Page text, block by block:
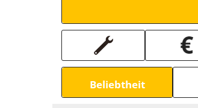
Beliebtheit